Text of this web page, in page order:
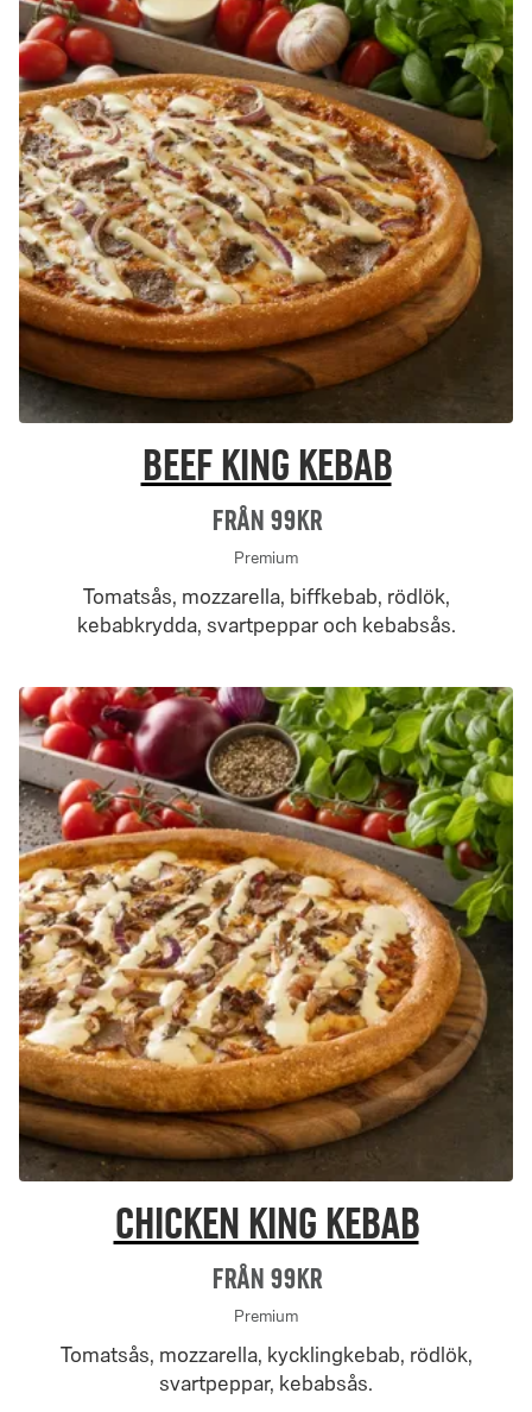
Beef King Kebab
Från 99Kr
Premium
Tomatsås, mozzarella, biffkebab, rödlök,
kebabkrydda, svartpeppar och kebabsås.
Chicken King Kebab
Från 99Kr
Premium
Tomatsås, mozzarella, kycklingkebab, rödlök,
svartpeppar, kebabsås.